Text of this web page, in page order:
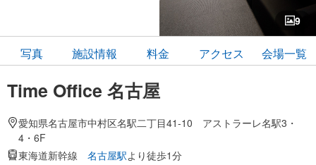
Time Office 名古屋
愛知県名古屋市中村区名駅二丁目41-10 アストラーレ名駅3・
4・6F
東海道新幹線 名古屋駅より徒歩1分
写真 施設情報 料金 アクセス 会場一覧
9